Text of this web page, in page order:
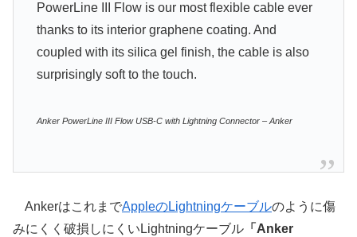
PowerLine III Flow is our most flexible cable ever
thanks to its interior graphene coating. And
coupled with its silica gel finish, the cable is also
surprisingly soft to the touch.
Anker PowerLine III Flow USB-C with Lightning Connector – Anker
AnkerはこれまでAppleのLightningケーブルのように傷
みにくく破損しにくいLightningケーブル 「Anker